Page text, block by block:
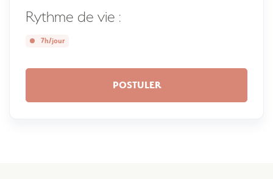
Rythme de vie :
7h/jour
POSTULER